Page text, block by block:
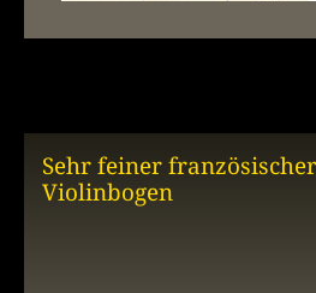
Sehr feiner französischer
Violinbogen